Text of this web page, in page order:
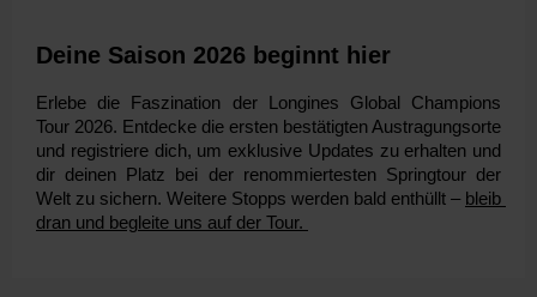
Deine Saison 2026 beginnt hier
Erlebe die Faszination der Longines Global Champions
Tour 2026. Entdecke die ersten bestätigten Austragungsorte
und registriere dich, um exklusive Updates zu erhalten und
dir deinen Platz bei der renommiertesten Springtour der
Welt zu sichern. Weitere Stopps werden bald enthüllt – bleib
dran und begleite uns auf der Tour.